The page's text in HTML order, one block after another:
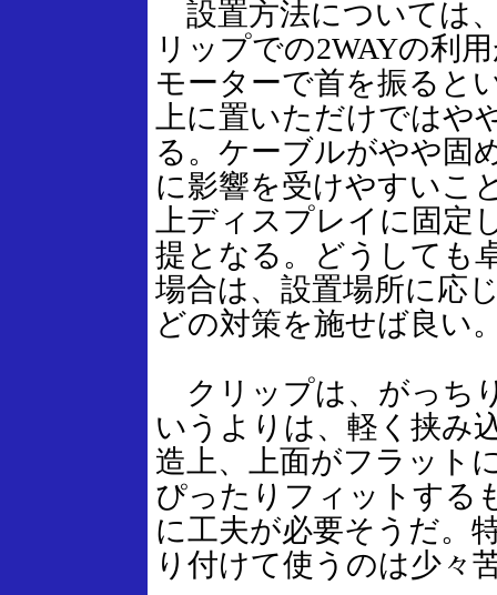
設置方法については
リップでの2WAYの利
モーターで首を振ると
上に置いただけではや
る。ケーブルがやや固
に影響を受けやすいこ
上ディスプレイに固定
提となる。どうしても
場合は、設置場所に応
どの対策を施せば良い
クリップは、がっち
いうよりは、軽く挟み
造上、上面がフラット
ぴったりフィットする
に工夫が必要そうだ。
り付けて使うのは少々